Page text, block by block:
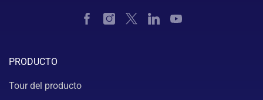
PRODUCTO
Tour del producto